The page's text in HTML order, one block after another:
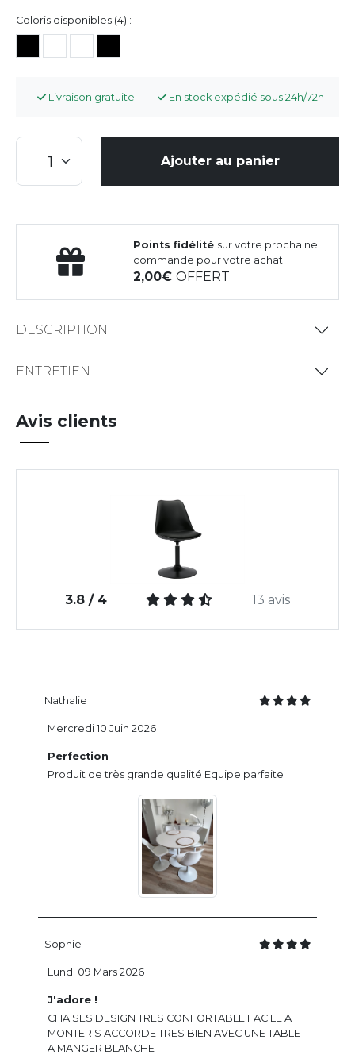
Coloris disponibles (4) :
Livraison gratuite En stock expédié sous 24h/72h
Ajouter au panier
Points fidélité sur votre prochaine
commande pour votre achat
2,00OFFERT
DESCRIPTION
ENTRETIEN
Avis clients
3.8 / 4 13 avis
Nathalie
Perfection
Produit de très grande qualité Equipe parfaite
Mercredi 10 Juin 2026
Sophie
J'adore !
CHAISES DESIGN TRES CONFORTABLE FACILE A
MONTER S ACCORDE TRES BIEN AVEC UNE TABLE
A MANGER BLANCHE
Lundi 09 Mars 2026